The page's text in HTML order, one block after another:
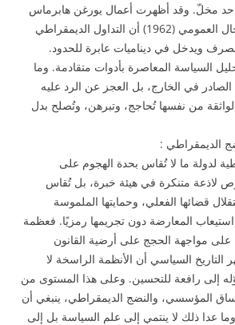
حد مخلّ. وقد أظهرت أعمال يورغن هابرماس
في التحول البنيوي للمجال العمومي (1962) أن التداول الديمقراطي
ويدخل في ديناميات عابرة للحدود.
السياسة المعاصرة بأدوات متقادمة. وما
في الخارج، بل العجز عن الرد عليه
من نفسها تُحاجج، وتبرهن، وتُصلح بدل
لدولة ما لا تُقاس بحدة الهجوم على
لاذعة متنكرة في هيئة خبرة، بل تُقاس
قضائها الفعلي، وحمايتها الملموسة
المعارضة دون تجريمها رمزيًا. فعظمة
على مواجهة الحجج على أرضية القانون
التاريخ السياسي أن الأنظمة الراسخة لا
إلى رافعة للتحسين. وعلى هذا المستوى من
المؤسسي، والنضج الديمقراطي، ينبغي أن
عدا ذلك لا ينتمي إلى علم السياسة بل إلى